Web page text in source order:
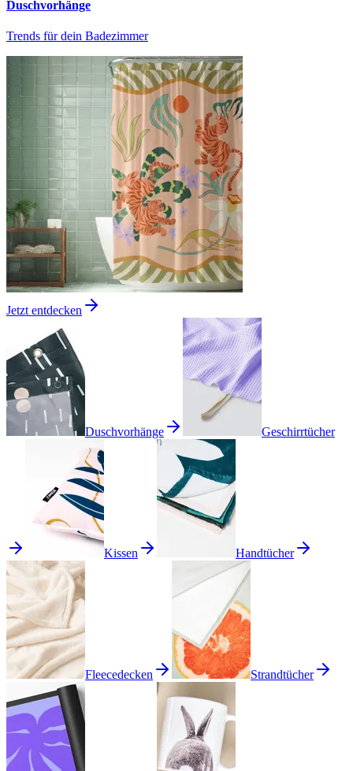
Duschvorhänge
Trends für dein Badezimmer
Jetzt entdecken
Duschvorhänge Geschirrtücher
Kissen Handtücher
Fleecedecken Strandtücher